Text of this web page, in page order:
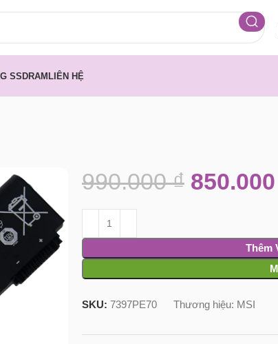
SSDRAMLIÊN HỆ
990.000₫ 850.000
Thêm
SKU: 7397PE70 Thương hiệu: MSI